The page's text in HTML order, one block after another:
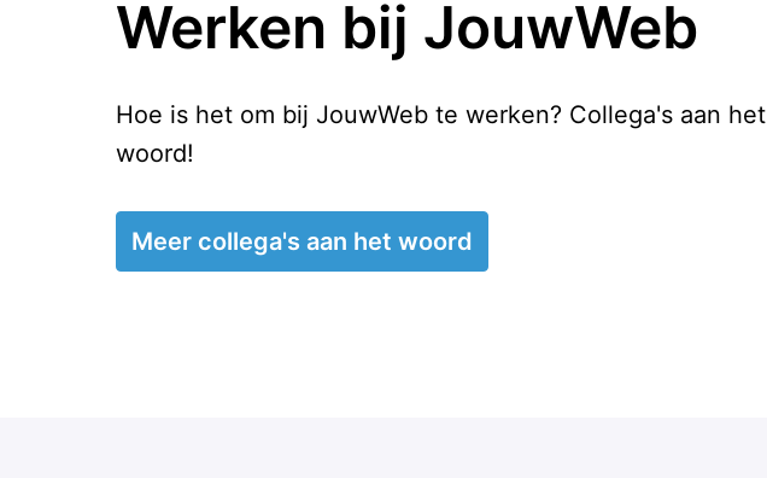
Werken bij JouwWeb
Hoe is het om bij JouwWeb te werken? Collega's aan het
woord!
Meer collega's aan het woord